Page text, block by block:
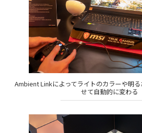
Ambient Linkによってライトのカラーや明
せて自動的に変わる